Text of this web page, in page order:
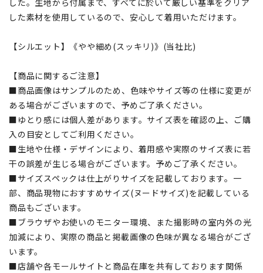
した。生地から付属まで、すべてに於いて厳しい基準をクリア
した素材を使用しているので、安心して着用いただけます。
【シルエット】《やや細め(スッキリ)》(当社比)
【商品に関するご注意】
■商品画像はサンプルのため、色味やサイズ等の仕様に変更が
ある場合がございますので、予めご了承ください。
■ゆとり感には個人差があります。サイズ表を確認の上、ご購
入の目安としてご利用ください。
■生地や仕様・デザインにより、着用感や実際のサイズ表に若
干の誤差が生じる場合がございます。予めご了承ください。
■サイズスペックは仕上がりサイズを記載しております。一
部、商品現物におすすめサイズ(ヌードサイズ)を記載している
商品もございます。
■ブラウザやお使いのモニター環境、また撮影時の室内外の光
加減により、実際の商品と掲載画像の色味が異なる場合がござ
います。
■店舗や各モールサイトと商品在庫を共有しております関係